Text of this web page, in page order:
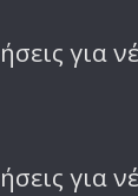
για
για